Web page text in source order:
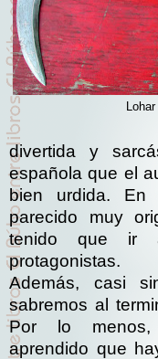
Lohar
divertida y
española que el
bien urdida.
parecido muy
tenido que ir
protagonistas.
Además, casi
sabremos al
Por lo menos,
aprendido que